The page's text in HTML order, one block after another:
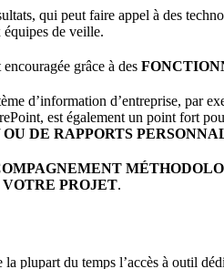
qui peut faire appel à des
de veille.
grâce à des
d’information d’entreprise, par
est également un point fort
DE RAPPORTS
PROJET.
plupart du temps l’accès à outil